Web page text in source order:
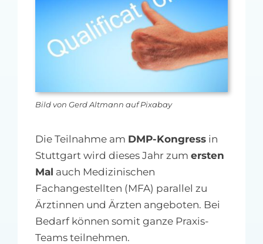
MFA-heute Newsletter-Anmeldung
Über uns
Ihre Werbung auf MFA-heute.de
SucheBild von Gerd Altmann auf Pixabay
Die Teilnahme am DMP-Kongressin
Stuttgart wird dieses Jahr zum ersten
Mal auch Medizinischen
Fachangestellten (MFA) parallel zu
Ärztinnen und Ärzten angeboten. Bei
Bedarf können somit ganze Praxis-
Teams teilnehmen.